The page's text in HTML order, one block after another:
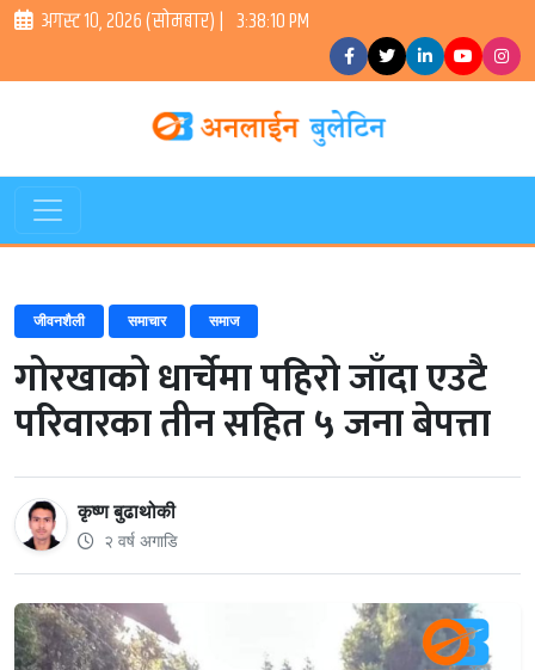
अगस्ट १०, २०२६ (सोमबार) | 3:38:11 PM
जीवनशैली समाचार समाज
गोरखाको धार्चेमा पहिरो जाँदा एउटै
परिवारका तीन सहित ५ जना बेपत्ता
कृष्ण बुढाथोकी
२ वर्ष अगाडि